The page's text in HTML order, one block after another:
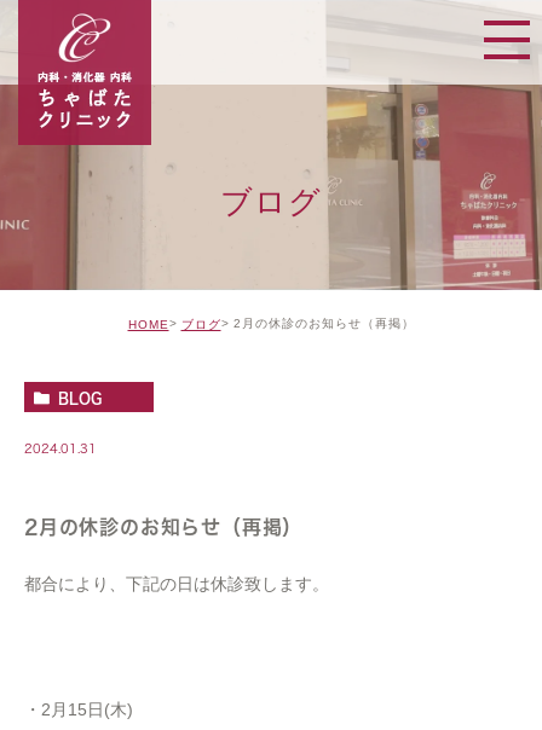
ブログ
HOME ブログ 2月の休診のお知らせ（再掲）
BLOG
2024.01.31
2月の休診のお知らせ（再掲）
都合により、下記の日は休診致します。
・2月15日(木)